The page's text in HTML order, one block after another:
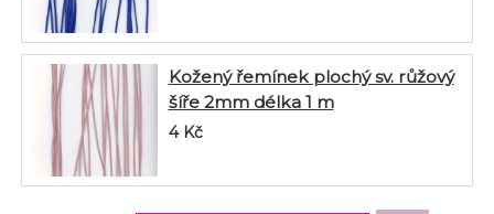
Kožený řemínek plochý sv. růžový
šíře 2mm délka 1 m
4 Kč